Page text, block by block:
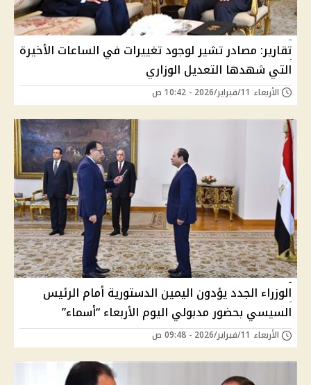
تقارير: مصادر تشير لوجود تغييرات في الساعات الأخيرة
التي شهدها التعديل الوزاري
الأربعاء 11/فبراير/2026 - 10:42 ص
الوزراء الجدد يؤدون اليمين الدستورية أمام الرئيس
السيسي بحضور مدبولي اليوم الأربعاء “أسماء”
الأربعاء 11/فبراير/2026 - 09:48 ص